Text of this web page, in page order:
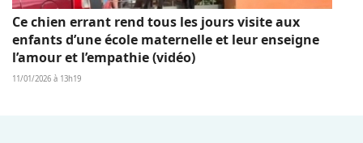
Ce chien errant rend tous les jours visite aux
enfants d’une école maternelle et leur enseigne
l’amour et l’empathie (vidéo)
11/01/2026 à 13h19